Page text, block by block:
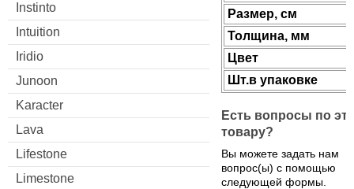
Instinto
Intuition
Iridio
Junoon
Karacter
Lava
Lifestone
Limestone
Размер, см
Толщина, мм
Цвет
Шт.в упаковке
Есть вопросы по
товару?
Вы можете задать нам
вопрос(ы) с помощью
следующей формы.